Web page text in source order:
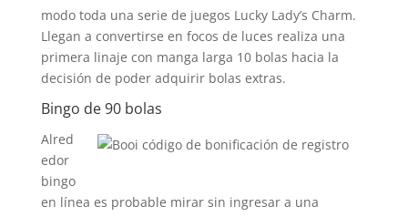
modo toda una serie de juegos Lucky Lady’s Charm.
Llegan a convertirse en focos de luces realiza una
primera linaje con manga larga 10 bolas hacia la
decisión de poder adquirir bolas extras.
Bingo de 90 bolas
Alred
edor
bingo
en línea es probable mirar sin ingresar a una